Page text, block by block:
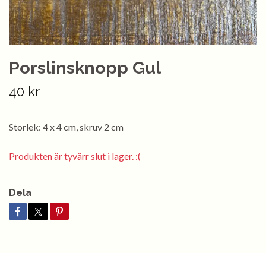
Porslinsknopp Gul
40 kr
Storlek: 4 x 4 cm, skruv 2 cm
Produkten är tyvärr slut i lager. :(
Dela